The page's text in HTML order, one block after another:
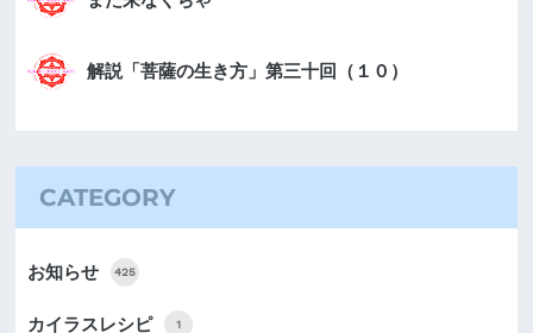
解説「菩薩の生き方」第三十回（１０）
CATEGORY
お知らせ 425
カイラスレシピ 1